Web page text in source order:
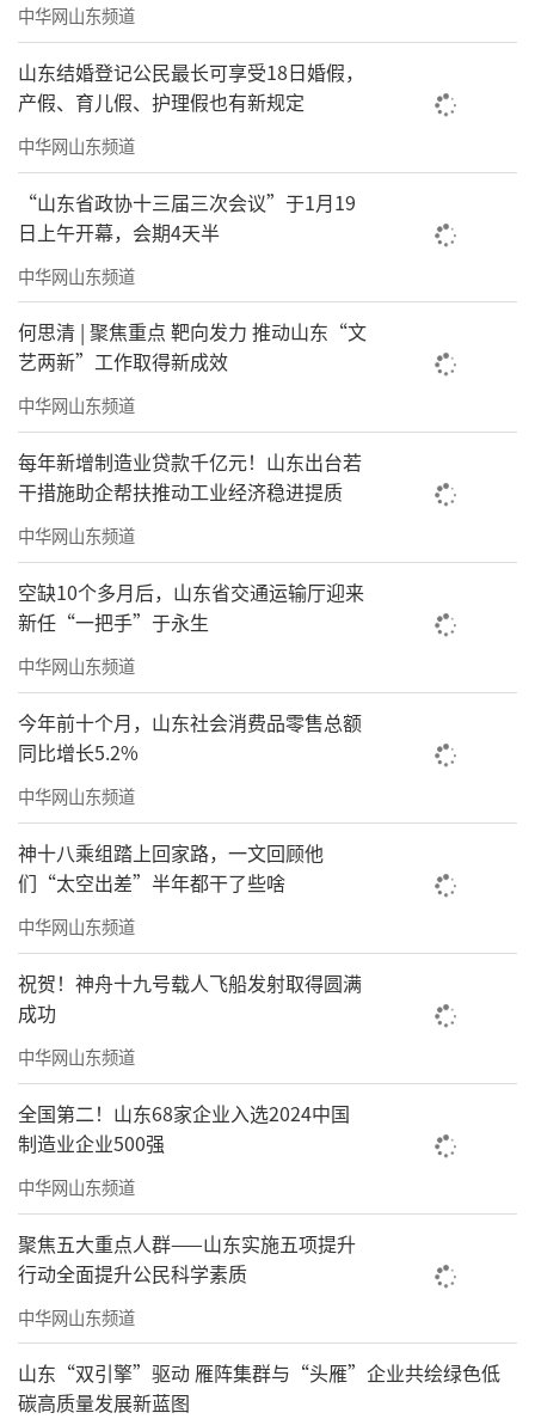
中华网山东频道
山东结婚登记公民最长可享受18日婚假，
产假、育儿假、护理假也有新规定
中华网山东频道
“山东省政协十三届三次会议”于1月19
日上午开幕，会期4天半
中华网山东频道
何思清 | 聚焦重点 靶向发力 推动山东“文
艺两新”工作取得新成效
中华网山东频道
每年新增制造业贷款千亿元！山东出台若
干措施助企帮扶推动工业经济稳进提质
中华网山东频道
空缺10个多月后，山东省交通运输厅迎来
新任“一把手”于永生
中华网山东频道
今年前十个月，山东社会消费品零售总额
同比增长5.2%
中华网山东频道
神十八乘组踏上回家路，一文回顾他
们“太空出差”半年都干了些啥
中华网山东频道
祝贺！神舟十九号载人飞船发射取得圆满
成功
中华网山东频道
全国第二！山东68家企业入选2024中国
制造业企业500强
中华网山东频道
聚焦五大重点人群——山东实施五项提升
行动全面提升公民科学素质
中华网山东频道
山东“双引擎”驱动 雁阵集群与“头雁”企业共绘绿色低
碳高质量发展新蓝图